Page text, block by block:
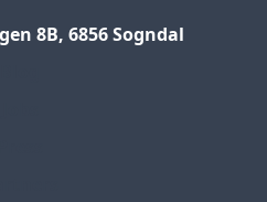
8B, 6856 Sogndal